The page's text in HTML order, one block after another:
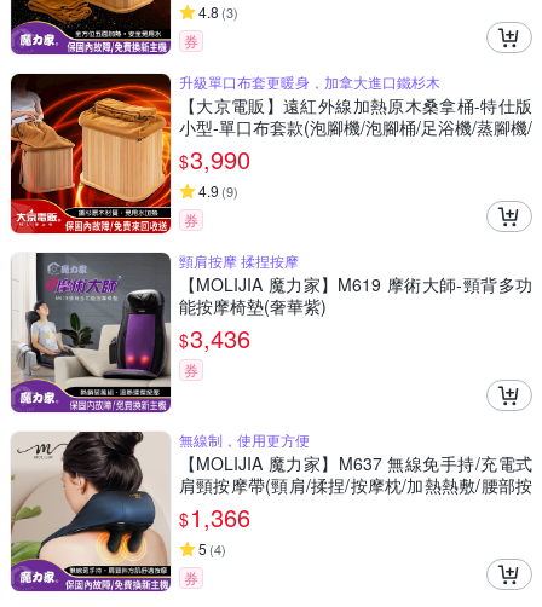
4.8 (3)
券
升級單口布套更暖身，加拿大進口鐵杉木
【大京電販】遠紅外線加熱原木桑拿桶-特仕版
小型-單口布套款(泡腳機/泡腳桶/足浴機/蒸腳機/
烘腳機/暖腳機)
$3,990
4.9 (9)
券
頸肩按摩 揉捏按摩
【MOLIJIA 魔力家】M619 摩術大師-頸背多功
能按摩椅墊(奢華紫)
$3,436
券
無線制，使用更方便
【MOLIJIA 魔力家】M637 無線免手持/充電式
肩頸按摩帶(頸肩/揉捏/按摩枕/加熱熱敷/腰部按
摩/背部按摩/腳部按摩/腹部按摩)
$1,366
5 (4)
券